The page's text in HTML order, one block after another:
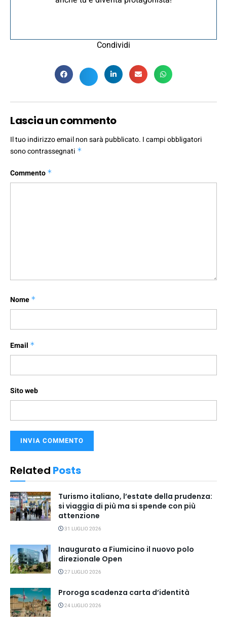
Condividi
Lascia un commento
Il tuo indirizzo email non sarà pubblicato. I campi obbligatori
sono contrassegnati *
Commento *
Nome *
Email *
Sito web
Related Posts
Turismo italiano, l’estate della prudenza:
si viaggia di più ma si spende con più
attenzione
31 LUGLIO 2026
Inaugurato a Fiumicino il nuovo polo
direzionale Open
27 LUGLIO 2026
Proroga scadenza carta d’identità
24 LUGLIO 2026